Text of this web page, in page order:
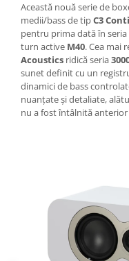
Această nouă serie de
medii/bass de tipC3
pentru prima dată în
turn active M40. Cea mai
Acoustics ridică seria
sunet definit cu un
dinamici de bass
nuanțate și detaliate,
nu a fost întâlnită anterior